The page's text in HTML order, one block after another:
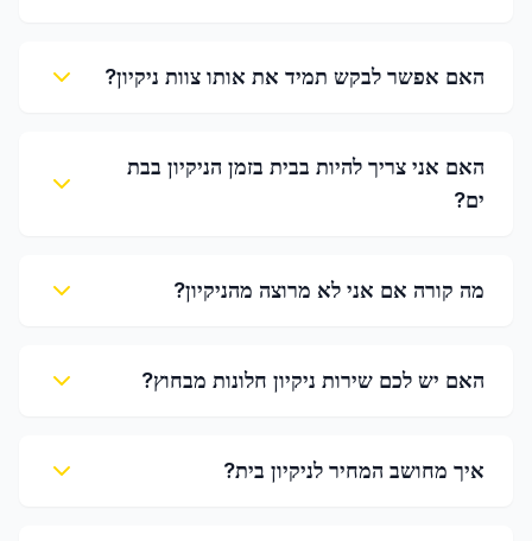
האם אפשר לבקש תמיד את אותו צוות ניקיון?
האם אני צריך להיות בבית בזמן הניקיון בבת
ים?
מה קורה אם אני לא מרוצה מהניקיון?
האם יש לכם שירות ניקיון חלונות מבחוץ?
איך מחושב המחיר לניקיון בית?